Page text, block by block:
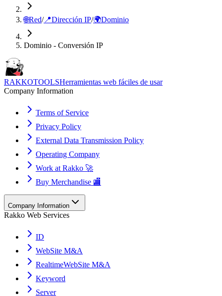
🌐Red/📍Dirección IP/🌍Dominio
Dominio - Conversión IP
RAKKOTOOLSHerramientas web fáciles de usar
Company Information
Terms of Service
Privacy Policy
External Data Transmission Policy
Operating Company
Work at Rakko 🚀
Buy Merchandise 🏬
Company Information
Rakko Web Services
ID
WebSite M&A
RealtimeWebSite M&A
Keyword
Server